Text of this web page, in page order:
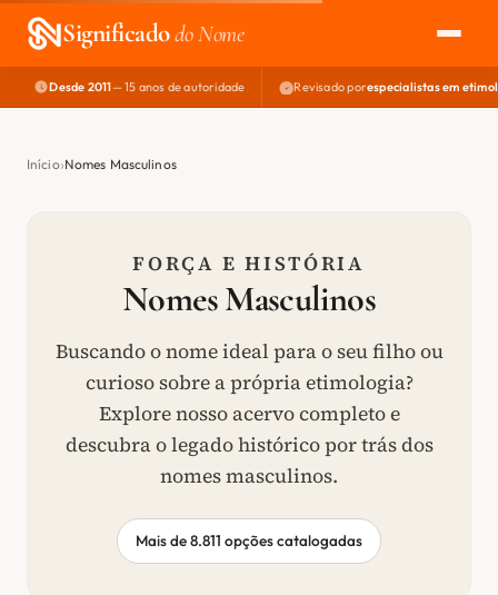
Significadodo Nome
EXPLORAR
NOME PERFEITO
Desde 2011— 15 anos de autoridade Revisado porespecialistas em
Início Nomes Masculinos
FORÇA E HISTÓRIA
Nomes Masculinos
Buscando o nome ideal para o seu filho ou
curioso sobre a própria etimologia?
Explore nosso acervo completo e
descubra o legado histórico por trás dos
nomes masculinos.
Mais de 8.811 opções catalogadas